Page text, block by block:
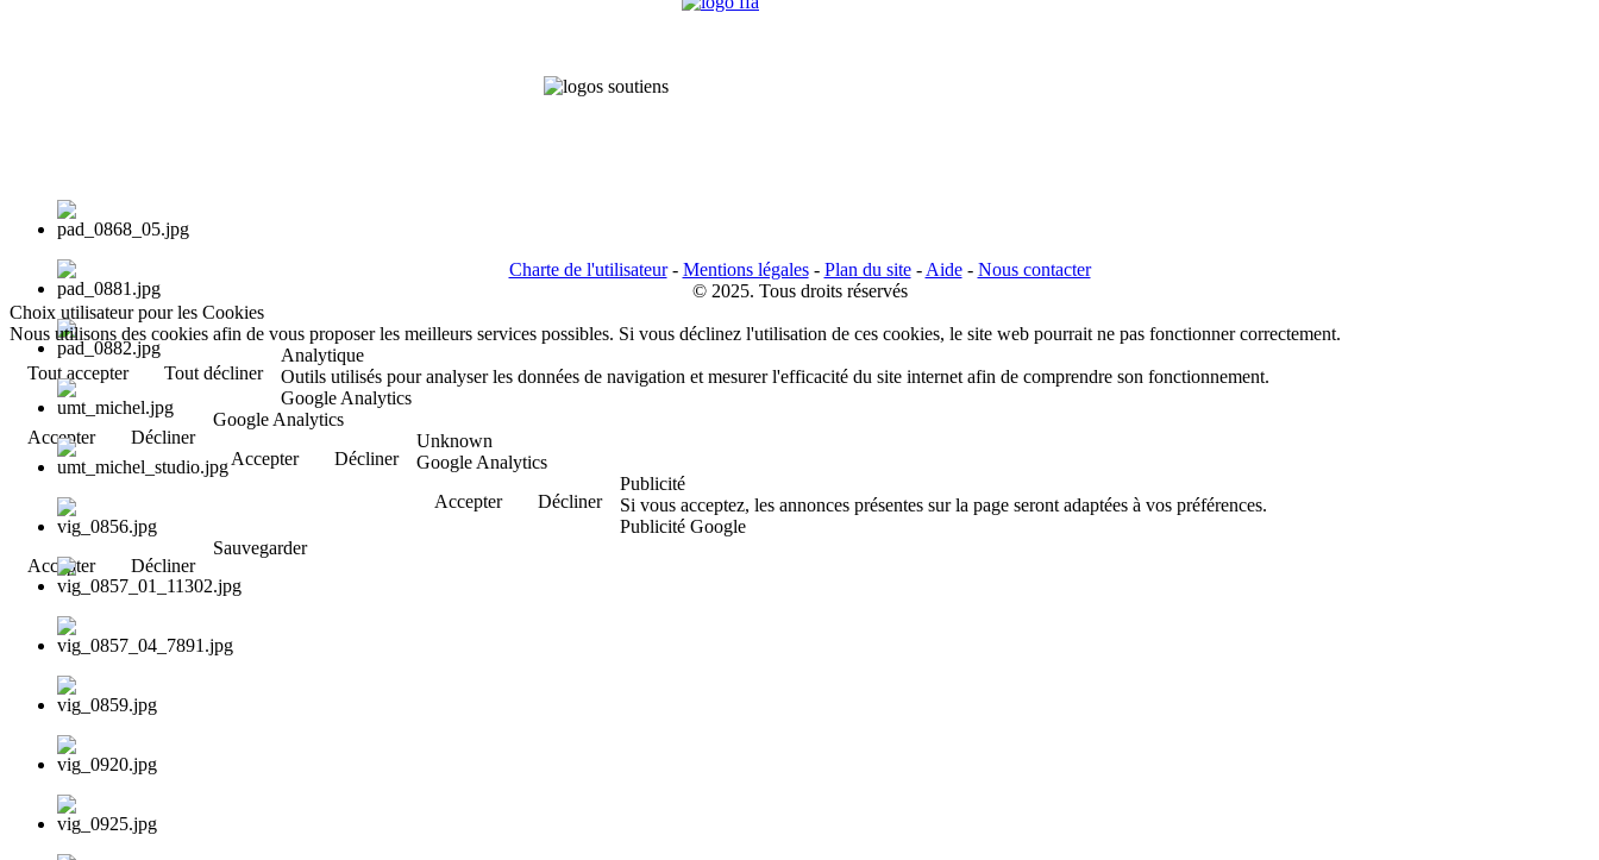
Charte de l'utilisateur- Mentions légales- Plan du site- Aide- Nous contacter
© 2025. Tous droits réservés
Choix utilisateur pour les Cookies
Nous utilisons des cookies afin de vous proposer les meilleurs services possibles. Si vous déclinez l'utilisation de ces cookies, le site web pourrait ne pas fonctionner correctement.
Tout accepter
Tout décliner
Analytique
Outils utilisés pour analyser les données de navigation et mesurer l'efficacité du site internet afin de comprendre son fonctionnement.
Google Analytics
Accepter
Décliner
Google Analytics
Accepter
Décliner
Unknown
Google Analytics
Accepter
Décliner
Publicité
Si vous acceptez, les annonces présentes sur la page seront adaptées à vos préférences.
Publicité Google
Accepter
Décliner
Sauvegarder